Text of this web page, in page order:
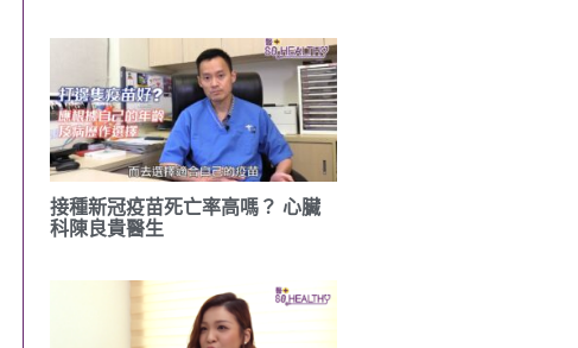
接種新冠疫苗死亡率高嗎？ 心臟
科陳良貴醫生